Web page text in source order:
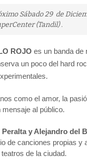
Sábado 29 de
(Tandil) .
ROJO es un banda de
un poco del hard
como el amor, la
al público.
Peralta y Alejandro del
de canciones propias
de la ciudad.